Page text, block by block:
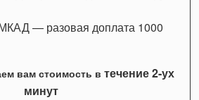
— разовая доплата 1000
вам стоимость в течение 2-ух
минут